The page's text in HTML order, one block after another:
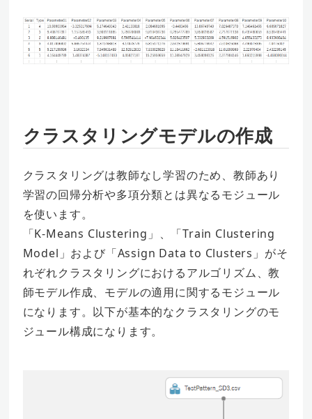
クラスタリングモデルの作成
クラスタリングは教師なし学習のため、教師あり
学習の回帰分析や多項分類とは異なるモジュール
を使います。
「K-Means Clustering」、「Train Clustering
Model」および「Assign Data to Clusters」がそ
れぞれクラスタリングにおけるアルゴリズム、教
師モデル作成、モデルの適用に関するモジュール
になります。以下が基本的なクラスタリングのモ
ジュール構成になります。